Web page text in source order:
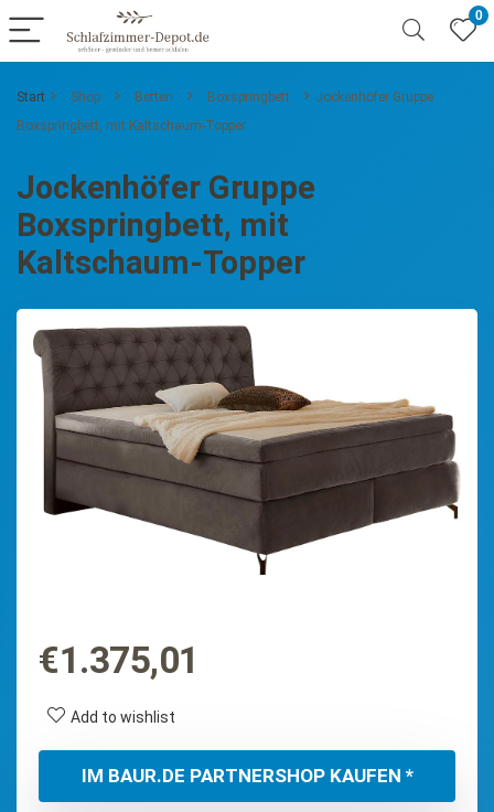
0
Start Shop Betten Boxspringbett
Jockenhöfer Gruppe
Boxspringbett, mit Kaltschaum-Topper
Jockenhöfer Gruppe
Boxspringbett, mit
Kaltschaum-Topper
€1.375,01
Add to wishlist
IM BAUR.DE PARTNERSHOP KAUFEN *